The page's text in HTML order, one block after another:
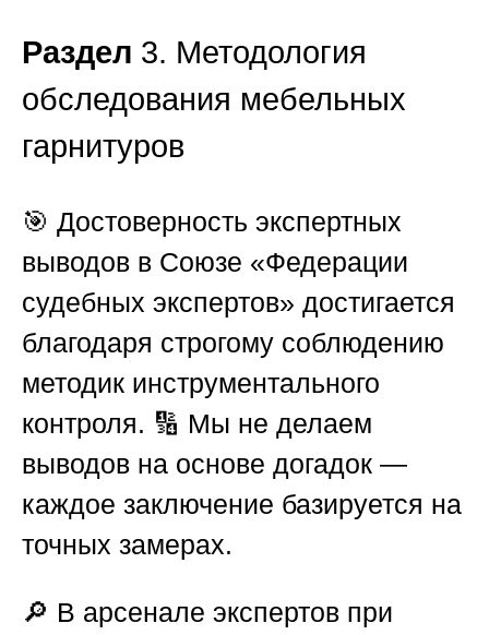
Раздел 3. Методология
обследования мебельных
гарнитуров
🎯 Достоверность экспертных
выводов в Союзе «Федерации
судебных экспертов» достигается
благодаря строгому соблюдению
методик инструментального
контроля. 🔢 Мы не делаем
выводов на основе догадок —
каждое заключение базируется на
точных замерах.
🔎 В арсенале экспертов при